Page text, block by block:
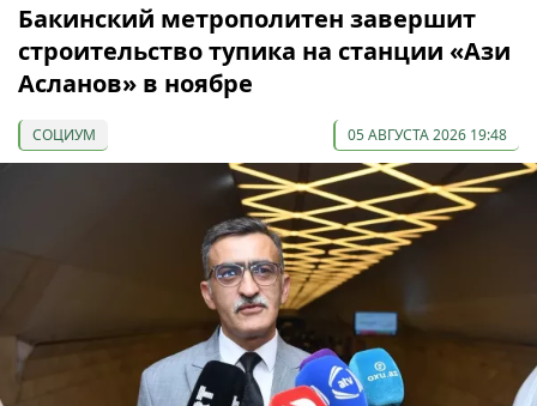
Бакинский метрополитен завершит
строительство тупика на станции «Ази
Асланов» в ноябре
СОЦИУМ 05 АВГУСТА 2026 19:48